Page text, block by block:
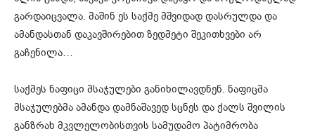
გარდაიცვალა. მაშინ ეს საქმე მშვიდად დასრულდა და
ამანდასთან დაკავშირებით ზედმეტი შეკითხვები არ
გაჩენილა…
საქმეს ნაფიცი მსაჯულები განიხილავდნენ. ნაფიცმა
მსაჯულებმა ამანდა დამნაშავედ სცნეს და ქალს შვილის
განზრახ მკვლელობისთვის სამუდამო პატიმრობა